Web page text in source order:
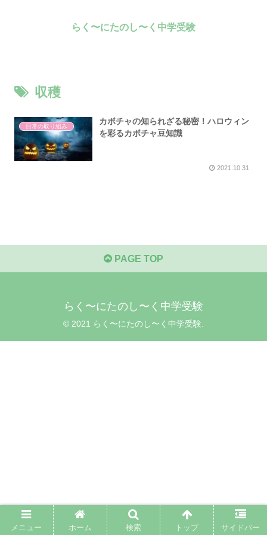
らく〜にたのし〜く中学受験
収穫
日常の取り組み
カボチャの知られざる秘密！ハロウィン
を彩るカボチャ豆知識
2021.10.31
PAGE TOP
らく〜にたのし〜く中学受験
© 2021 らく〜にたのし〜く中学受験.
メニュー ホーム 検索 トップ サイドバー